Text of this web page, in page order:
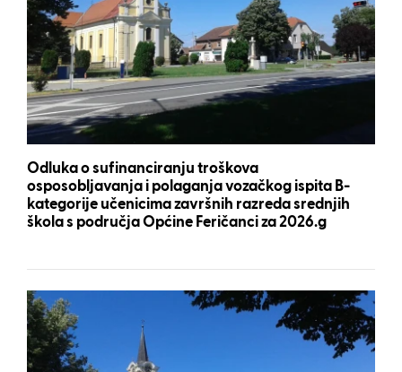
Odluka o sufinanciranju troškova
osposobljavanja i polaganja vozačkog ispita B-
kategorije učenicima završnih razreda srednjih
škola s područja Općine Feričanci za 2026.g